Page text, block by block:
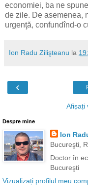
economiei, ba ne
de zile. De asemenea,
urgenţă, confundînd-o
Ion Radu Zilişteanu la
‹
Afișați
Despre mine
Ion
Bucureşti,
Doctor în
Bucureşti
Vizualizați profilul meu